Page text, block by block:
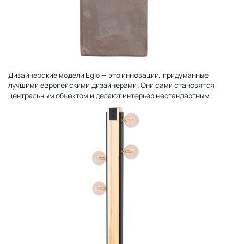
Дизайнерские модели Eglo — это инновации, придуманные
лучшими европейскими дизайнерами. Они сами становятся
центральным объектом и делают интерьер нестандартным.